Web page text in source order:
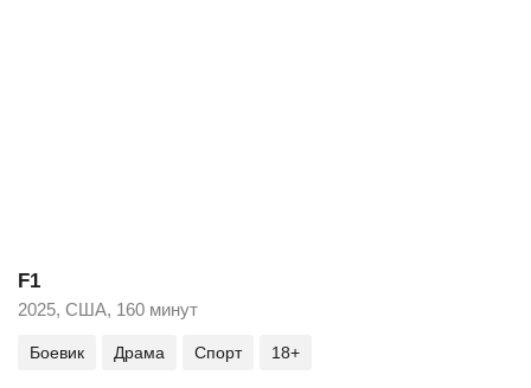
F1
2025, США, 160 минут
Боевик Драма Спорт 18+